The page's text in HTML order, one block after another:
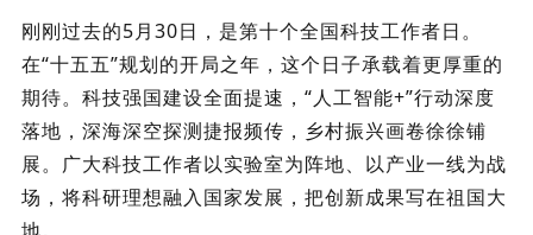
刚刚过去的5月30日，是第十个全国科技工作者日。
在“十五五”规划的开局之年，这个日子承载着更厚重的
期待。科技强国建设全面提速，“人工智能+”行动深度
落地，深海深空探测捷报频传，乡村振兴画卷徐徐铺
展。广大科技工作者以实验室为阵地、以产业一线为战
场，将科研理想融入国家发展，把创新成果写在祖国大